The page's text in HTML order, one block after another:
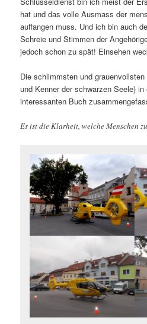
hat und das volle Ausmass der
auffangen muss. Und ich bin auch
Schreie und Stimmen der
jedoch schon zu spät! Einsehen
Die schlimmsten und
und Kenner der schwarzen Seele)
interessanten Buch
Es ist die Klarheit, welche Menschen